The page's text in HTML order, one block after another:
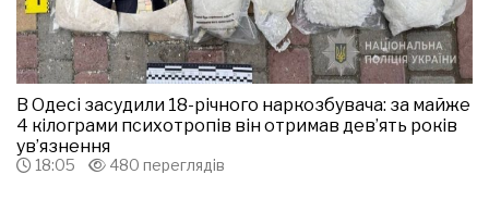
В Одесі засудили 18-річного наркозбувача: за майже
4 кілограми психотропів він отримав дев’ять років
ув’язнення
18:05 480 переглядів